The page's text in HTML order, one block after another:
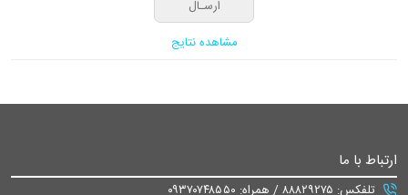
مشاهده نتایج
ارتباط با ما
تلفکس: ۸۸۸۲۹۲۷۵ / همراه: ۰۹۳۷۰۷۴۸۵۵۰